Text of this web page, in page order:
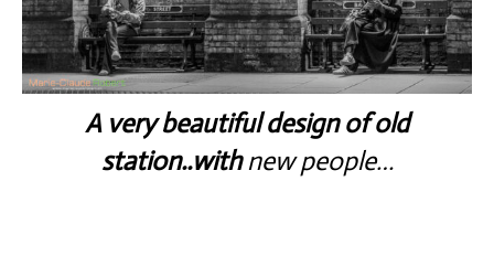
A very beautiful design of old
station..withnew people…